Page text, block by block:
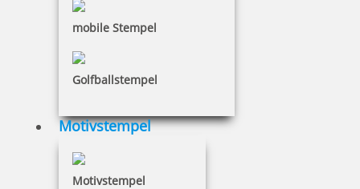
mobile Stempel
Golfballstempel
Motivstempel
Motivstempel
Jetzt gestalten
Pocket Printy 9511 Tauchstempel 63 Taucherstempel Seestern